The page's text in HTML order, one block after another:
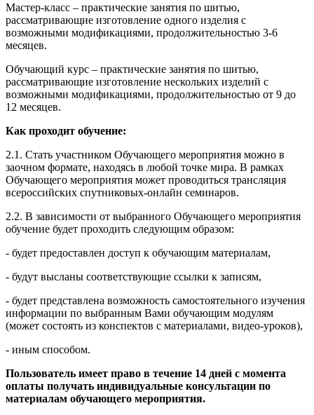
Мастер-класс – практические занятия по шитью,
рассматривающие изготовление одного изделия с
возможными модификациями, продолжительностью 3-6
месяцев.
Обучающий курс – практические занятия по шитью,
рассматривающие изготовление нескольких изделий с
возможными модификациями, продолжительностью от 9 до
12 месяцев.
Как проходит обучение:
2.1. Стать участником Обучающего мероприятия можно в
заочном формате, находясь в любой точке мира. В рамках
Обучающего мероприятия может проводиться трансляция
всероссийских спутниковых-онлайн семинаров.
2.2. В зависимости от выбранного Обучающего мероприятия
обучение будет проходить следующим образом:
- будет предоставлен доступ к обучающим материалам,
- будут высланы соответствующие ссылки к записям,
- будет представлена возможность самостоятельного изучения
информации по выбранным Вами обучающим модулям
(может состоять из конспектов с материалами, видео-уроков),
- иным способом.
Пользователь имеет право в течение 14 дней с момента
оплаты получать индивидуальные консультации по
материалам обучающего мероприятия.